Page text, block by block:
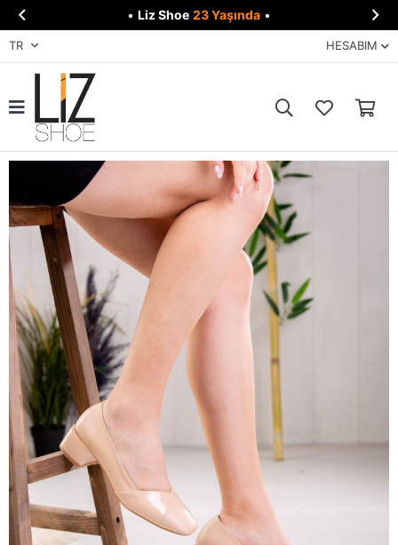
 • Liz Shoe 23 Yaşında • 
TR HESABIM